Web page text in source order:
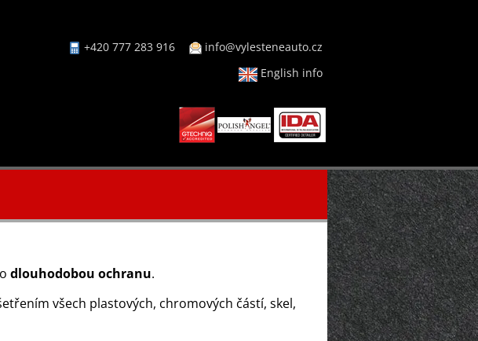
+420 777 283 916
info@vylesteneauto.cz
English info
dlouhodobou ochranu.
všech plastových, chromových částí, skel,